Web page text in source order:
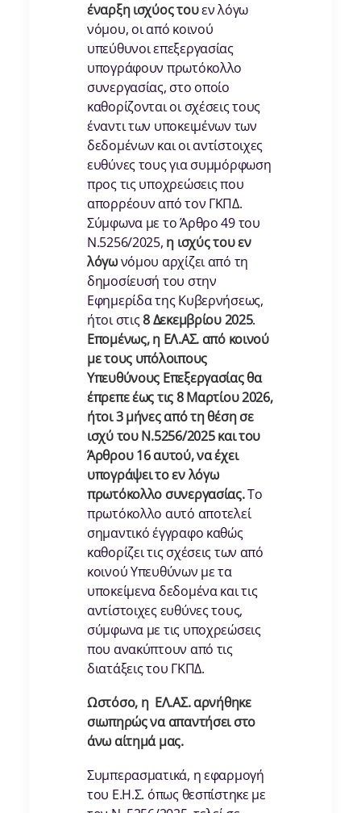
έναρξη ισχύος τουεν λόγω
νόμου, οι από κοινού
υπεύθυνοι επεξεργασίας
υπογράφουν πρωτόκολλο
συνεργασίας, στο οποίο
καθορίζονται οι σχέσεις τους
έναντι των υποκειμένων των
δεδομένων και οι αντίστοιχες
ευθύνες τους για συμμόρφωση
προς τις υποχρεώσεις που
απορρέουν από τον ΓΚΠΔ.
Σύμφωνα με το Άρθρο 49 του
Ν.5256/2025, η ισχύς του εν
λόγωνόμου αρχίζει από τη
δημοσίευσή του στην
Εφημερίδα της Κυβερνήσεως,
ήτοι στις8 Δεκεμβρίου 2025.
Επομένως, η ΕΛ.ΑΣ. από κοινού
με τους υπόλοιπους
Υπευθύνους Επεξεργασίας θα
έπρεπε έως τις 8 Μαρτίου 2026,
ήτοι 3 μήνες από τη θέση σε
ισχύ του Ν.5256/2025 και του
Άρθρου 16 αυτού, να έχει
υπογράψει το εν λόγω
πρωτόκολλο συνεργασίας.Το
πρωτόκολλο αυτό αποτελεί
σημαντικό έγγραφο καθώς
καθορίζει τις σχέσεις των από
κοινού Υπευθύνων με τα
υποκείμενα δεδομένα και τις
αντίστοιχες ευθύνες τους,
σύμφωνα με τις υποχρεώσεις
που ανακύπτουν από τις
διατάξεις του ΓΚΠΔ.
Ωστόσο, η ΕΛ.ΑΣ. αρνήθηκε
σιωπηρώς να απαντήσει στο
άνω αίτημά μας.
Συμπερασματικά, η εφαρμογή
του Ε.Η.Σ. όπως θεσπίστηκε με